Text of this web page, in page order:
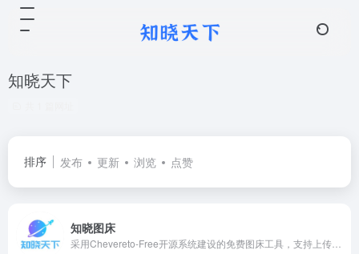
知晓天下
排序 发布 更新 浏览 点赞
知晓图床